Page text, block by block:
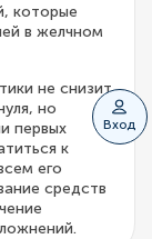
Вход
которые
в желчном
не снизит
но
первых
к
его
средств